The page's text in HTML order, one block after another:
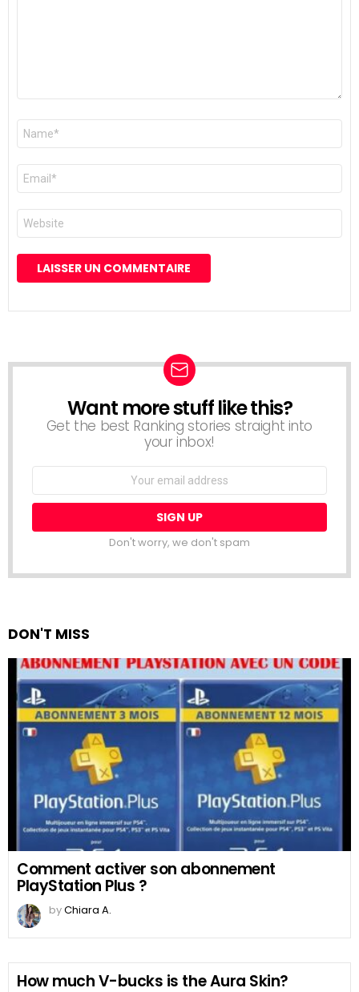
Nom
E-
mail
*
Site
web
NEWSLETTER
Want more stuff like this?
Get the best Ranking stories straight into
your inbox!
Email
Don't worry, we don't spam
DON'T MISS
Comment activer son abonnement
PlayStation Plus ?
byChiara A.
How much V-bucks is the Aura Skin?